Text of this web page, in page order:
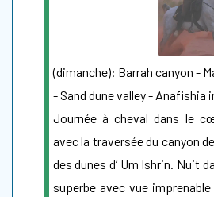
(dimanche): Barrah canyon -
- Sand dune valley - Anafishia
Journée à cheval dans le
avec la traversée du canyon
des dunes d’ Um Ishrin. Nuit
superbe avec vue